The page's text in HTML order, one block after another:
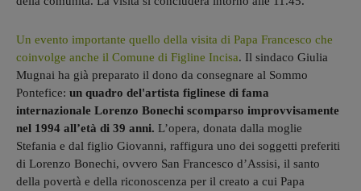
Un evento importante quello della visita di Papa Francesco che
coinvolge anche il Comune di Figline Incisa. Il sindaco Giulia
Mugnai ha già preparato il dono da consegnare al Sommo
Pontefice: un quadro del'artista figlinese di fama
internazionale Lorenzo Bonechi scomparso improvvisamente
nel 1994 all’età di 39 anni. L’opera, donata dalla moglie
Stefania e dal figlio Giovanni, raffigura uno dei soggetti preferiti
di Lorenzo Bonechi, ovvero San Francesco d’Assisi, il santo
della povertà e della riconoscenza per il creato a cui Papa